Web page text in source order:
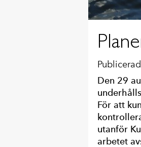
Den 29
För att
utanför
arbetet